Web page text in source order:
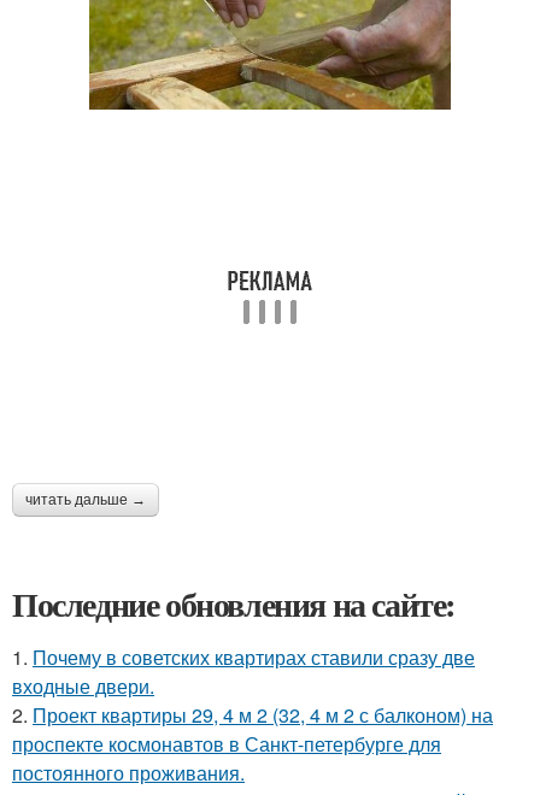
читать дальше →
Последние обновления на сайте:
1. Почему в советских квартирах ставили сразу две
входные двери.
2. Проект квартиры 29, 4 м 2 (32, 4 м 2 с балконом) на
проспекте космонавтов в Санкт-петербурге для
постоянного проживания.